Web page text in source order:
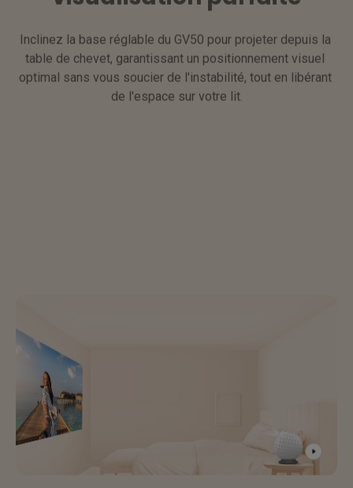
Inclinez la base réglable du GV50 pour projeter depuis la
table de chevet, garantissant un positionnement visuel
optimal sans vous soucier de l'instabilité, tout en libérant
de l'espace sur votre lit.